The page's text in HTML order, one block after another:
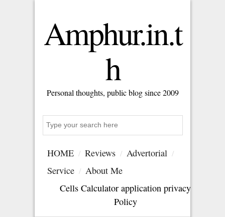
Amphur.in.t
h
Personal thoughts, public blog since 2009
HOME Reviews
Advertorial
Service
About Me
Cells Calculator application privacy
Policy